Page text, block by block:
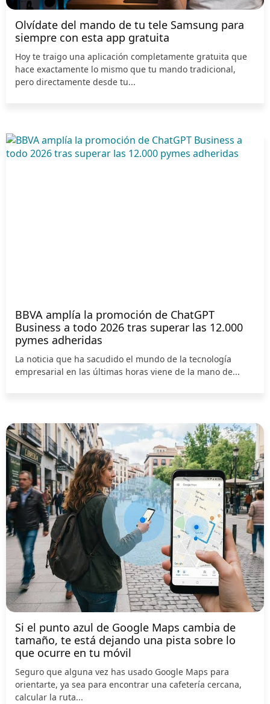
Olvídate del mando de tu tele Samsung para
siempre con esta app gratuita
Hoy te traigo una aplicación completamente gratuita que
hace exactamente lo mismo que tu mando tradicional,
pero directamente desde tu...
BBVA amplía la promoción de ChatGPT
Business a todo 2026 tras superar las 12.000
pymes adheridas
La noticia que ha sacudido el mundo de la tecnología
empresarial en las últimas horas viene de la mano de...
Si el punto azul de Google Maps cambia de
tamaño, te está dejando una pista sobre lo
que ocurre en tu móvil
Seguro que alguna vez has usado Google Maps para
orientarte, ya sea para encontrar una cafetería cercana,
calcular la ruta...